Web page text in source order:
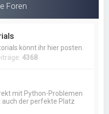
Foren
könnt ihr hier posten.
4368
mit Python-Problemen
auch der perfekte Platz